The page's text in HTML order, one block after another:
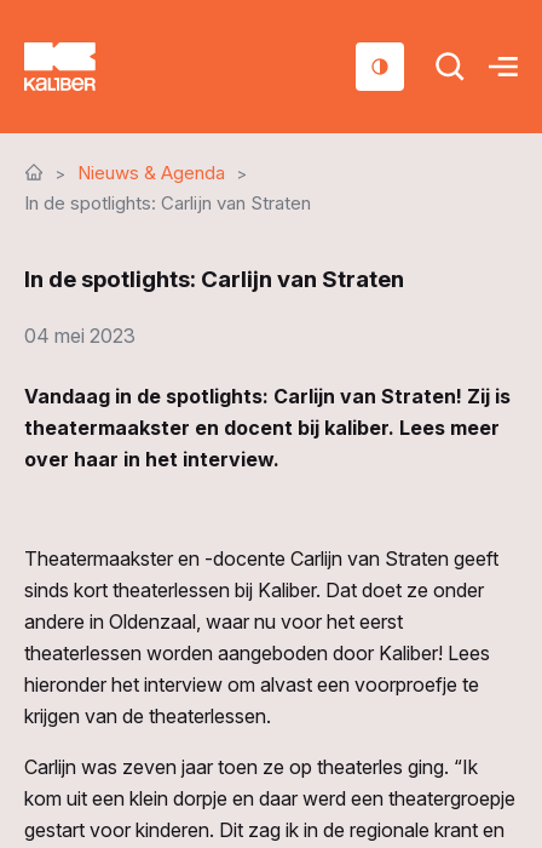
Scholen
Contact
Nieuws & Agenda
In de spotlights: Carlijn van Straten
In de spotlights: Carlijn van Straten
04 mei 2023
Vandaag in de spotlights: Carlijn van Straten! Zij is
theatermaakster en docent bij kaliber. Lees meer
over haar in het interview.
Theatermaakster en -docente Carlijn van Straten geeft
sinds kort theaterlessen bij Kaliber. Dat doet ze onder
andere in Oldenzaal, waar nu voor het eerst
theaterlessen worden aangeboden door Kaliber! Lees
hieronder het interview om alvast een voorproefje te
krijgen van de theaterlessen.
Carlijn was zeven jaar toen ze op theaterles ging. “Ik
kom uit een klein dorpje en daar werd een theatergroepje
gestart voor kinderen. Dit zag ik in de regionale krant en